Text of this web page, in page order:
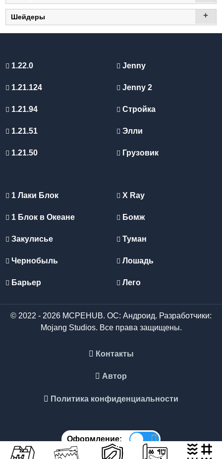
Шейдеры +
1.22.0
1.21.124
1.21.94
1.21.51
1.21.50
Jenny
Jenny 2
Стройка
Элли
Грузовик
1 Лаки Блок
1 Блок в Океане
Закулисье
Чернобыль
Барьер
X Ray
Бомж
Туман
Лошадь
Лего
© 2022 - 2026 MCPEHUB. ОС: Андроид. Разработчики:
Mojang Studios. Все права защищены.
Контакты
Автор
Политика конфиденциальности
Оформление: